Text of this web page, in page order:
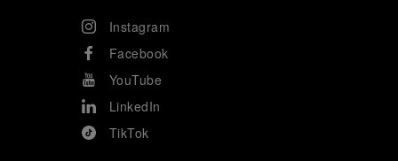
Instagram
Facebook
YouTube
LinkedIn
TikTok